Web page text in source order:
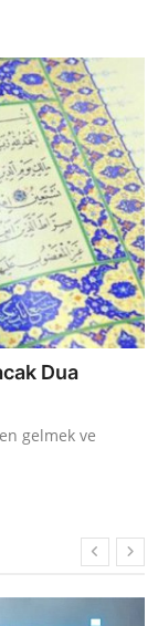
Dua
gelmek ve